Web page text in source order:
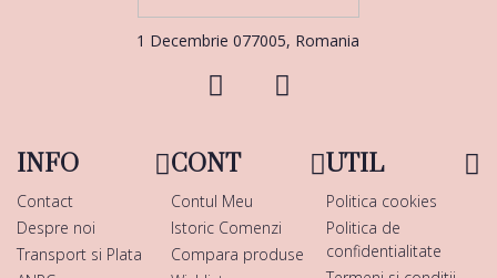
1 Decembrie 077005, Romania
INFO
Contact
Despre noi
Transport si Plata
CONT
Contul Meu
Istoric Comenzi
Compara produse
UTIL
Politica cookies
Politica de
confidentialitate